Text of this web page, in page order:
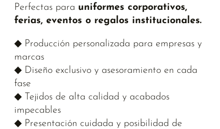
Perfectas para uniformes corporativos,
ferias, eventos o regalos institucionales.
◆ Producción personalizada para empresas y
marcas
◆ Diseño exclusivo y asesoramiento en cada
fase
◆ Tejidos de alta calidad y acabados
impecables
◆ Presentación cuidada y posibilidad de